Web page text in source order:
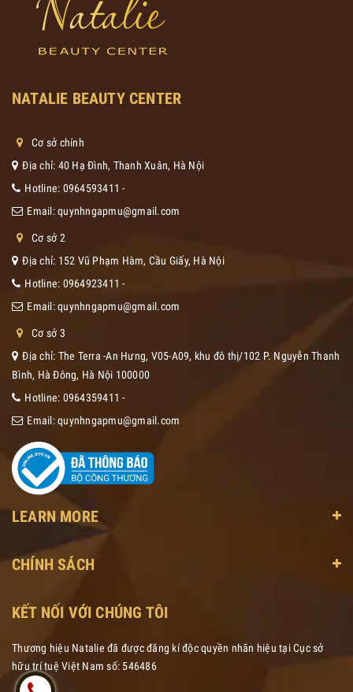
NATALIE BEAUTY CENTER
Cơ sở chính
Địa chỉ: 40 Hạ Đình, Thanh Xuân, Hà Nội
Hotline: 0964593411 -
Email:quynhngapmu@gmail.com
Cơ sở 2
Địa chỉ: 152 Vũ Phạm Hàm, Cầu Giấy, Hà Nội
Hotline: 0964923411 -
Email:quynhngapmu@gmail.com
Cơ sở 3
Địa chỉ: The Terra -An Hưng, V05-A09, khu đô thị/102 P. Nguyễn Thanh
Bình, Hà Đông, Hà Nội 100000
Hotline: 0964359411 -
Email:quynhngapmu@gmail.com
LEARN MORE
CHÍNH SÁCH
KẾT NỐI VỚI CHÚNG TÔI
Thương hiệu Natalie đã được đăng kí độc quyền nhãn hiệu tại Cục sở
hữu trí tuệ Việt Nam số: 546486